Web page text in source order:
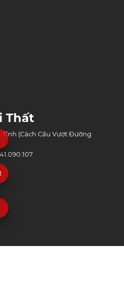
Thất
(Cách Cầu Vượt Đường